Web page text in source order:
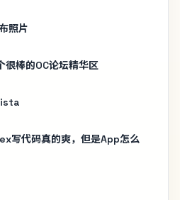
照片
很棒的OC论坛精华区
写代码真的爽，但是App怎么